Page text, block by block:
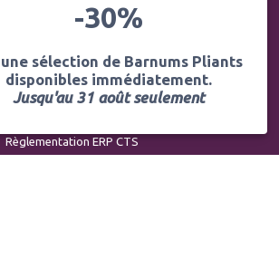
Règlementation ERP CTS
-30%
sélection de Barnums Pliants
disponibles immédiatement.
Jusqu'au 31 août seulement